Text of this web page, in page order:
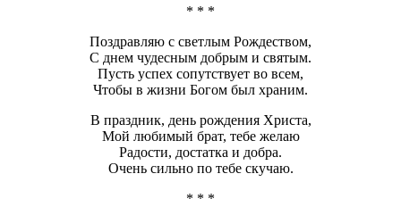
* * *
Поздравляю с светлым Рождеством,
С днем чудесным добрым и святым.
Пусть успех сопутствует во всем,
Чтобы в жизни Богом был храним.
В праздник, день рождения Христа,
Мой любимый брат, тебе желаю
Радости, достатка и добра.
Очень сильно по тебе скучаю.
* * *